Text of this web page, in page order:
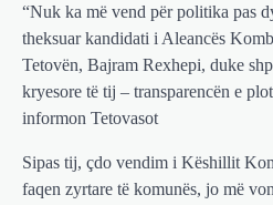
“Nuk ka më vend për politika pas
theksuar kandidati i Aleancës
Tetovën, Bajram Rexhepi, duke
kryesore të tij – transparencën e
informon Tetovasot
Sipas tij, çdo vendim i Këshillit
faqen zyrtare të komunës, jo më
BOTA
Gjermani,
400 miliardë